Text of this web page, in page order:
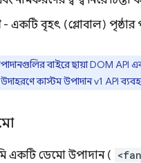
- একটি বৃহৎ (গ্লোবাল) পৃষ্ঠার
বাইরে ছায়া DOM API
কাস্টম উপাদান v1 API
একটি ডেমো উপাদান (